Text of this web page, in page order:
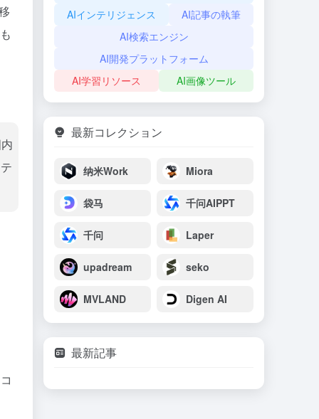
AIインテリジェンス
AI記事の執筆
AI検索エンジン
AI開発プラットフォーム
AI学習リソース
AI画像ツール
最新コレクション
纳米Work Miora
袋马 千问AIPPT
千问 Laper
upadream seko
MVLAND Digen AI
最新記事